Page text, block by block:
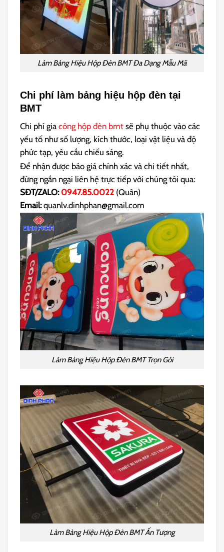
Làm Bảng Hiệu Hộp Đèn BMT Đa Dạng Mẫu Mã
Chi phí làm bảng hiệu hộp đèn tại
BMT
Chi phí giacông hộp đèn bmt sẽ phụ thuộc vào các
yếu tố như số lượng, kích thước, loại vật liệu và độ
phức tạp, yêu cầu chiếu sáng.
Để nhận được báo giá chính xác và chi tiết nhất,
đừng ngần ngại liên hệ trực tiếp với chúng tôi qua:
SĐT/ZALO: 0947.85.0022 (Quân)
Email:quanlv.dinhphan@gmail.com
Làm Bảng Hiệu Hộp Đèn BMT Trọn Gói
Làm Bảng Hiệu Hộp Đèn BMT Ấn Tượng